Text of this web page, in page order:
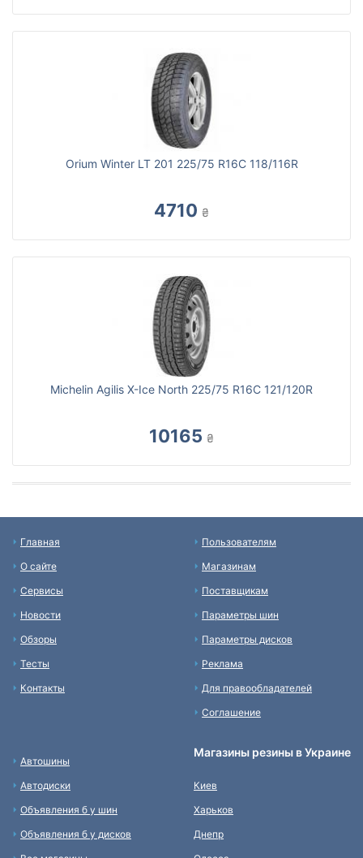
Orium Winter LT 201 225/75 R16C 118/116R
4710 ₴
Michelin Agilis X-Ice North 225/75 R16C 121/120R
10165 ₴
Главная
О сайте
Сервисы
Новости
Обзоры
Тесты
Контакты
Пользователям
Магазинам
Поставщикам
Параметры шин
Параметры дисков
Реклама
Для правообладателей
Соглашение
Автошины
Автодиски
Объявления б у шин
Объявления б у дисков
Магазины резины в Украине
Киев
Харьков
Днепр